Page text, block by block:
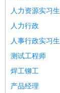
人力资源实习生
人力行政
人事行政实习生
测试工程师
焊工铆工
产品经理